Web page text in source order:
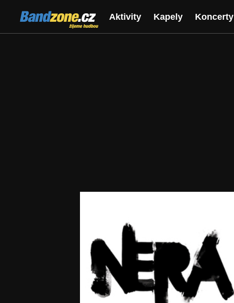
Bandzone.cz
žijeme hudbou
Aktivity Kapely Koncerty